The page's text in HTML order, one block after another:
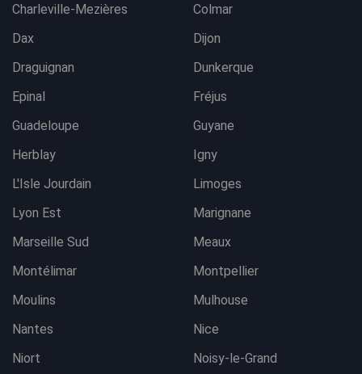
Charleville-Mezières
Colmar
Dax
Dijon
Draguignan
Dunkerque
Epinal
Fréjus
Guadeloupe
Guyane
Herblay
Igny
L'Isle Jourdain
Limoges
Lyon Est
Marignane
Marseille Sud
Meaux
Montélimar
Montpellier
Moulins
Mulhouse
Nantes
Nice
Niort
Noisy-le-Grand